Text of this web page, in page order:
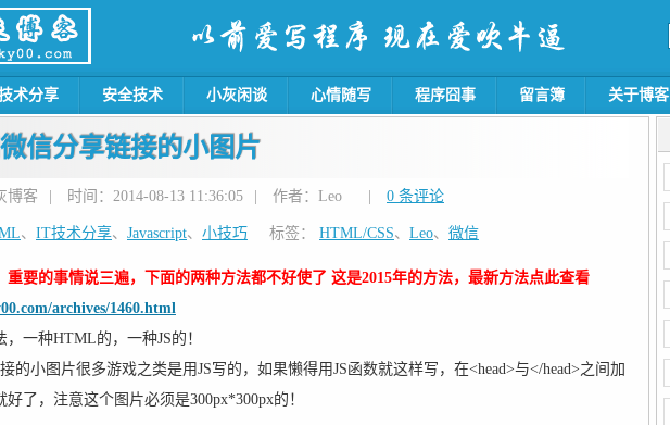
术分享 安全技术 小灰闲谈 心情随写 程序囧事 留言簿 关于博客
信分享链接的小图片
博客 时间：2014-08-13 11:36:05 作者：Leo 0 条评论
、 IT技术分享、 Javascript、 小技巧 标签： HTML/CSS、 Leo、 微信
重要的事情说三遍，下面的两种方法都不好使了 这是2015年的方法，最新方法点此查看
archives/1460.html
，一种HTML的，一种JS的！
的小图片很多游戏之类是用JS写的，如果懒得用JS函数就这样写，在<head>与</head>之间加
好了，注意这个图片必须是300px*300px的！